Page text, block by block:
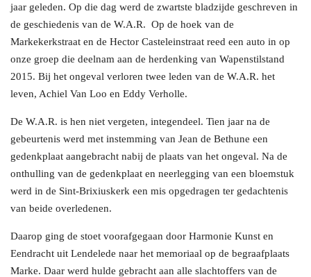
jaar geleden. Op die dag werd de zwartste bladzijde geschreven in
de geschiedenis van de W.A.R. Op de hoek van de
Markekerkstraat en de Hector Casteleinstraat reed een auto in op
onze groep die deelnam aan de herdenking van Wapenstilstand
2015. Bij het ongeval verloren twee leden van de W.A.R. het
leven, Achiel Van Loo en Eddy Verholle.
De W.A.R. is hen niet vergeten, integendeel. Tien jaar na de
gebeurtenis werd met instemming van Jean de Bethune een
gedenkplaat aangebracht nabij de plaats van het ongeval. Na de
onthulling van de gedenkplaat en neerlegging van een bloemstuk
werd in de Sint-Brixiuskerk een mis opgedragen ter gedachtenis
van beide overledenen.
Daarop ging de stoet voorafgegaan door Harmonie Kunst en
Eendracht uit Lendelede naar het memoriaal op de begraafplaats
Marke. Daar werd hulde gebracht aan alle slachtoffers van de